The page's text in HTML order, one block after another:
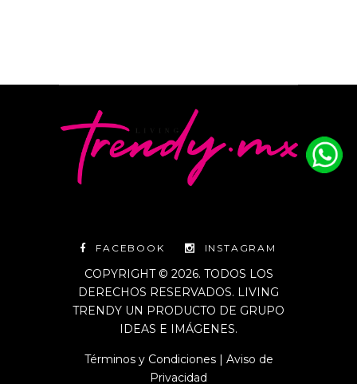
FACEBOOK INSTAGRAM
COPYRIGHT © 2026. TODOS LOS
DERECHOS RESERVADOS. LIVING
TRENDY UN PRODUCTO DE GRUPO
IDEAS E IMÁGENES.
Términos y Condiciones| Aviso de
Privacidad